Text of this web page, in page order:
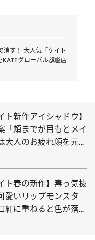
消す！ 大人気「ケイト
KATEグローバル旗艦店
ト新作アイシャドウ】
「頬までが目もとメイ
大人のお疲れ顔を元気
カラ”新色も！
ト春の新作】毒っ気抜
愛いリップモンスタ
紅に重ねると色が落ち